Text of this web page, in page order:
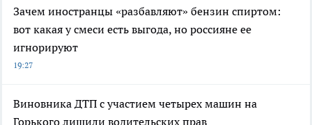
Зачем иностранцы «разбавляют» бензин спиртом:
вот какая у смеси есть выгода, но россияне ее
игнорируют
19:27
Виновника ДТП с участием четырех машин на
Горького лишили водительских прав